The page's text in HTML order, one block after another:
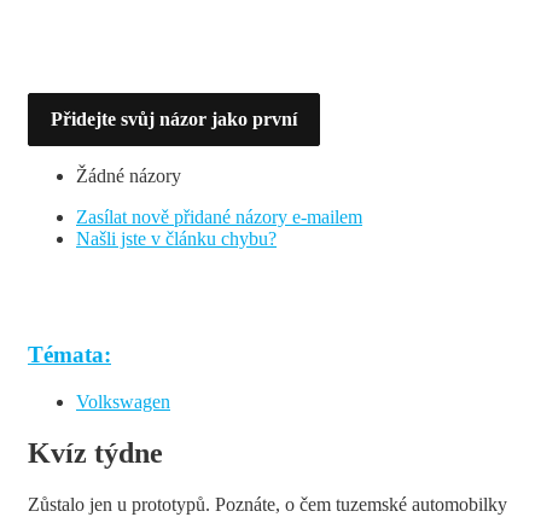
Přidejte svůj názor jako první
Žádné názory
Zasílat nově přidané názory e-mailem
Našli jste v článku chybu?
Témata:
Volkswagen
Kvíz týdne
Zůstalo jen u prototypů. Poznáte, o čem tuzemské automobilky